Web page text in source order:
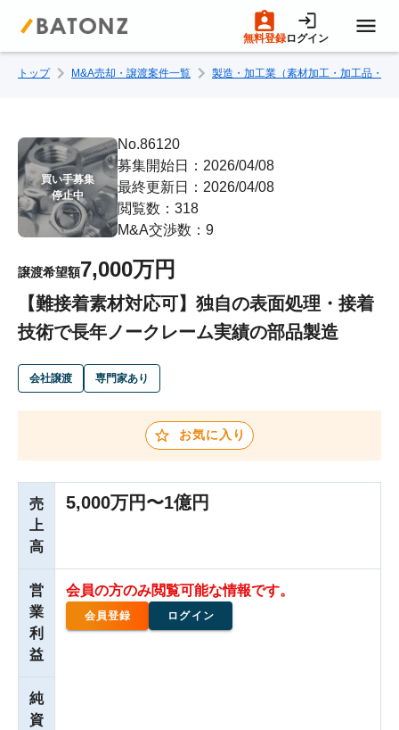
無料登録ログイン
トップページ
M&A案件一覧
売りたい方へ
成約事例
M&A専門家の方へ
トップ M&A売却・譲渡案件一覧 製造・加工業（素材加工・加工品・部
買い手募集
停止中
No.86120
募集開始日：2026/04/08
最終更新日：2026/04/08
閲覧数：318
M&A交渉数：9
譲渡希望額7,000万円
【難接着素材対応可】独自の表面処理・接着
技術で長年ノークレーム実績の部品製造
会社譲渡 専門家あり
お気に入り
売
上
高
5,000万円〜1億円
営
業
利
益
会員の方のみ閲覧可能な情報です。
会員登録 ログイン
純
資